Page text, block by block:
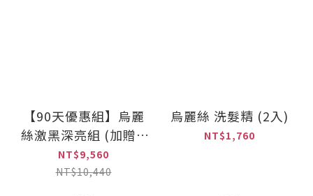
【90天優惠組】烏麗
絲激黑深亮組 (加贈!!
烏麗絲洗髮精
300mlX1) 原價10,440
NT$9,560
NT$10,440
烏麗絲 洗髮精 (2入)
NT$1,760